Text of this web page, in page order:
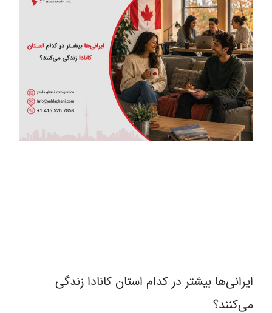
ایرانی‌ها بیشتر در کدام استان کانادا زندگی
می‌کنند؟